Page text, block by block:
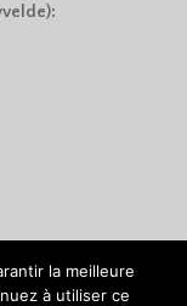
la meilleure
à utiliser ce